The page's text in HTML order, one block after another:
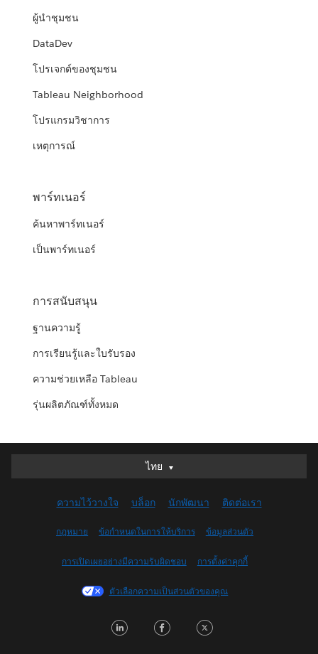
ผู้นำชุมชน
DataDev
โปรเจกต์ของชุมชน
Tableau Neighborhood
โปรแกรมวิชาการ
เหตุการณ์
พาร์ทเนอร์
ค้นหาพาร์ทเนอร์
เป็นพาร์ทเนอร์
การสนับสนุน
ฐานความรู้
การเรียนรู้และใบรับรอง
ความช่วยเหลือ Tableau
รุ่นผลิตภัณฑ์ทั้งหมด
ไทย
ไทย
English (UK)
English (US)
Français (Canada)
Français (France)
日本語
ความไว้วางใจ บล็อก นักพัฒนา ติดต่อเรา
กฎหมาย ข้อกำหนดในการให้บริการ ข้อมูลส่วนตัว
การเปิดเผยอย่างมีความรับผิดชอบ การตั้งค่าคุกกี้
ตัวเลือกความเป็นส่วนตัวของคุณ
LinkedInFacebook